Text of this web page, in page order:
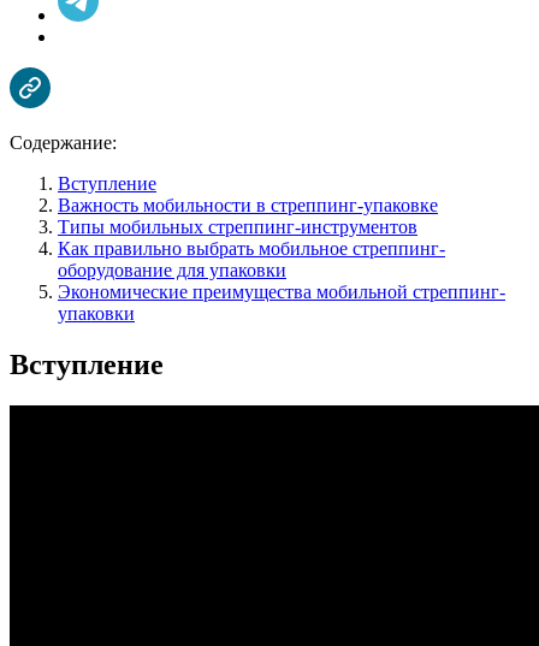
Содержание:
Вступление
Важность мобильности в стреппинг-упаковке
Типы мобильных стреппинг-инструментов
Как правильно выбрать мобильное стреппинг-
оборудование для упаковки
Экономические преимущества мобильной стреппинг-
упаковки
Вступление